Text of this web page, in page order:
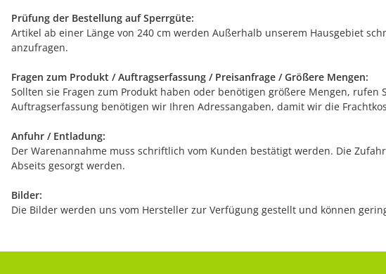
Prüfung der Bestellung auf Sperrgüte:
Artikel ab einer Länge von 240 cm werden Außerhalb unserem Hausgebiet
anzufragen.
Fragen zum Produkt / Auftragserfassung / Preisanfrage / Größere Mengen:
Sollten sie Fragen zum Produkt haben oder benötigen größere Mengen, rufen
Auftragserfassung benötigen wir Ihren Adressangaben, damit wir die
Anfuhr / Entladung:
Der Warenannahme muss schriftlich vom Kunden bestätigt werden. Die
Abseits gesorgt werden.
Bilder:
Die Bilder werden uns vom Hersteller zur Verfügung gestellt und können